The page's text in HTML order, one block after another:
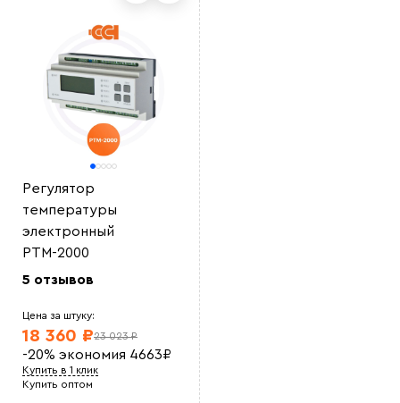
файл
Регулятор
температуры
электронный
РТМ-2000
5 отзывов
Цена за штуку:
23 023 ₽
18 360 ₽
-20% экономия 4663₽
Купить в 1 клик
Купить оптом